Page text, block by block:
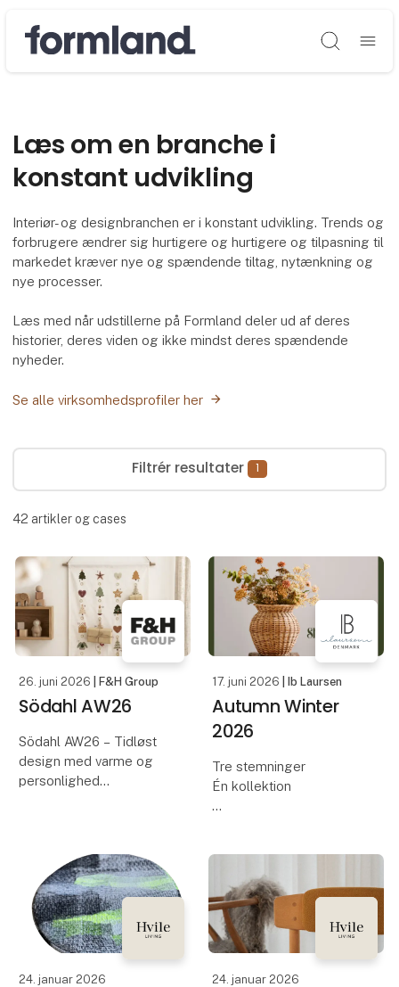
Søg
Læs om en branche i
konstant udvikling
Interiør- og designbranchen er i konstant udvikling. Trends og
forbrugere ændrer sig hurtigere og hurtigere og tilpasning til
markedet kræver nye og spændende tiltag, nytænkning og
nye processer.
Læs med når udstillerne på Formland deler ud af deres
historier, deres viden og ikke mindst deres spændende
nyheder.
Se alle virksomhedsprofiler her
Filtrér resultater 1
42 artikler og cases
26. juni 2026 | F&H Group
Södahl AW26
Södahl AW26 – Tidløst
design med varme og
personlighed
skandinavisk design
møder sæsonens varme
toner, bløde teksturer og
smukke detaljer.
Kollektionen b
17. juni 2026 | Ib Laursen
Autumn Winter
2026
Tre stemninger
Én kollektion
stemning, naturlige
materialer og styling.
Tre tydelige temaer -
Reflections, Grounded
og Adorn - sætter den
24. januar 2026
24. januar 2026